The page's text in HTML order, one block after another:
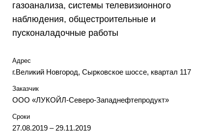
газоанализа, системы телевизионного
наблюдения, общестроительные и
пусконаладочные работы
Адрес
г.Великий Новгород, Сырковское шоссе, квартал 117
Заказчик
ООО «ЛУКОЙЛ-Северо-Западнефтепродукт»
Сроки
27.08.2019 – 29.11.2019